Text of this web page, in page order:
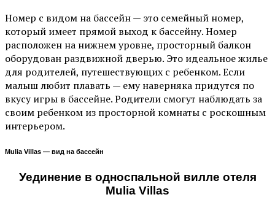
Номер с видом на бассейн — это семейный номер,
который имеет прямой выход к бассейну. Номер
расположен на нижнем уровне, просторный балкон
оборудован раздвижной дверью. Это идеальное жилье
для родителей, путешествующих с ребенком. Если
малыш любит плавать — ему наверняка придутся по
вкусу игры в бассейне. Родители смогут наблюдать за
своим ребенком из просторной комнаты с роскошным
интерьером.
Mulia Villas — вид на бассейн
Уединение в односпальной вилле отеля
Mulia Villas